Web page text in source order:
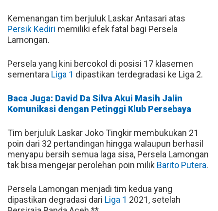
Kemenangan tim berjuluk Laskar Antasari atas
Persik Kediri memiliki efek fatal bagi Persela
Lamongan.
Persela yang kini bercokol di posisi 17 klasemen
sementara Liga 1 dipastikan terdegradasi ke Liga 2.
Baca Juga: David Da Silva Akui Masih Jalin
Komunikasi dengan Petinggi Klub Persebaya
Tim berjuluk Laskar Joko Tingkir membukukan 21
poin dari 32 pertandingan hingga walaupun berhasil
menyapu bersih semua laga sisa, Persela Lamongan
tak bisa mengejar perolehan poin milik Barito Putera.
Persela Lamongan menjadi tim kedua yang
dipastikan degradasi dari Liga 1 2021, setelah